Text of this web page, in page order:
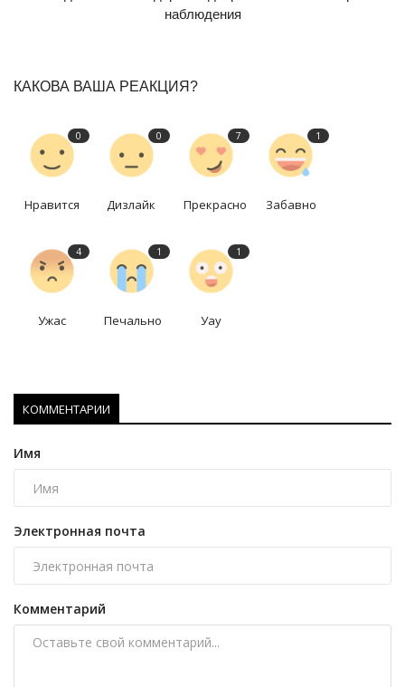
наблюдения
КАКОВА ВАША РЕАКЦИЯ?
0
Нравится
0
Дизлайк
7
Прекрасно
1
Забавно
4
Ужас
1
Печально
1
Уау
КОММЕНТАРИИ
Имя
Электронная почта
Комментарий